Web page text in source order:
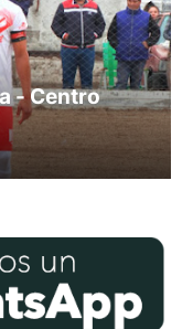
- Centro